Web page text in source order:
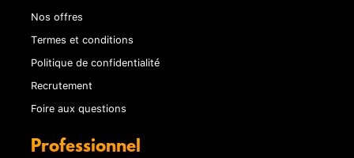
Nos offres
Termes et conditions
Politique de confidentialité
Recrutement
Foire aux questions
Professionnel